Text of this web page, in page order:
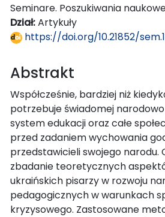
Seminare. Poszukiwania
Dział:Artykuły
https://doi.org/10.21852/
Abstrakt
Współcześnie, bardziej niż
potrzebuje świadomej
system edukacji oraz całe
przed zadaniem wychowania
przedstawicieli swojego narodu.
zbadanie teoretycznych
ukraińskich pisarzy w rozwoju
pedagogicznych w warunkach
kryzysowego. Zastosowane